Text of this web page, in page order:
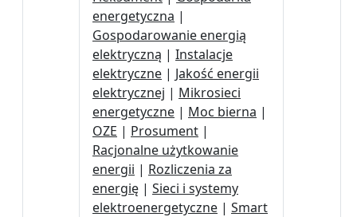
energetyczna |
Gospodarowanie energią
elektryczną | Instalacje
elektryczne | Jakość energii
elektrycznej | Mikrosieci
energetyczne | Moc bierna |
OZE | Prosument |
Racjonalne użytkowanie
energii | Rozliczenia za
energię | Sieci i systemy
elektroenergetyczne | Smart